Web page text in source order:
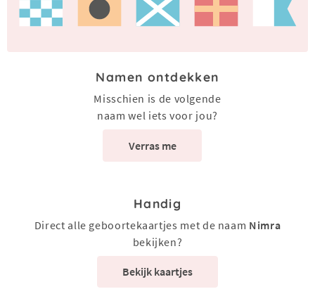
Namen ontdekken
Misschien is de volgende
naam wel iets voor jou?
Verras me
Handig
Direct alle geboortekaartjes met de naam Nimra
bekijken?
Bekijk kaartjes